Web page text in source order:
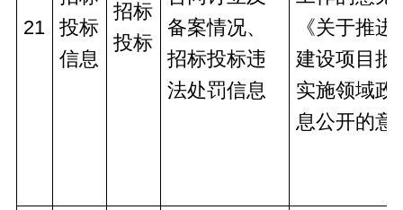
21
投标
信息
招标
投标
备案情况、
招标投标违
法处罚信息
《关于推进
建设项目批
实施领域政
息公开的意